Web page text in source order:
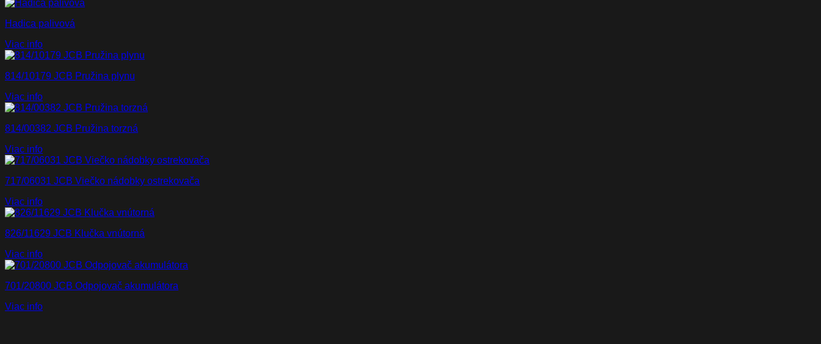
Hadica palivová
Viac info
814/10179 JCB Pružina plynu
Viac info
814/00382 JCB Pružina torzná
Viac info
717/06031 JCB Viečko nádobky ostrekovača
Viac info
826/11629 JCB Klučka vnútorná
Viac info
701/20800 JCB Odpojovač akumulátora
Viac info